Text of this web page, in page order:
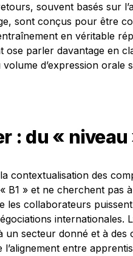
souvent basés sur
sont conçus pour être
en véritable
ose parler davantage en
volume d’expression orale
: du «
contextualisation des
B1 » et ne cherchent pas
les collaborateurs
internationales.
un secteur donné et à des
entre